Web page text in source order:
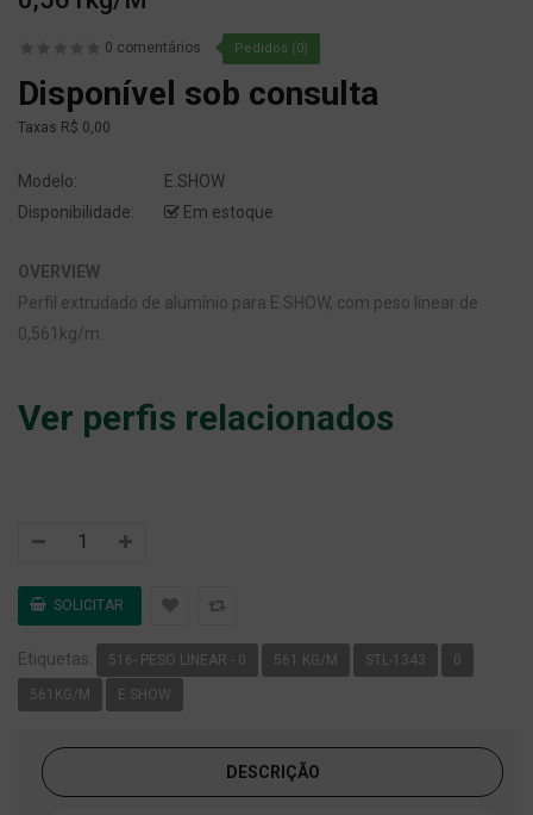
0 comentários Pedidos (0)
Disponível sob consulta
Taxas R$ 0,00
Modelo:
E.SHOW
Disponibilidade:
Em estoque
OVERVIEW
Perfil extrudado de alumínio para E.SHOW, com peso linear de
0,561kg/m.
Ver perfis relacionados
Etiquetas: 516- PESO LINEAR - 0 561 KG/M STL-1343 0
561KG/M E.SHOW
DESCRIÇÃO